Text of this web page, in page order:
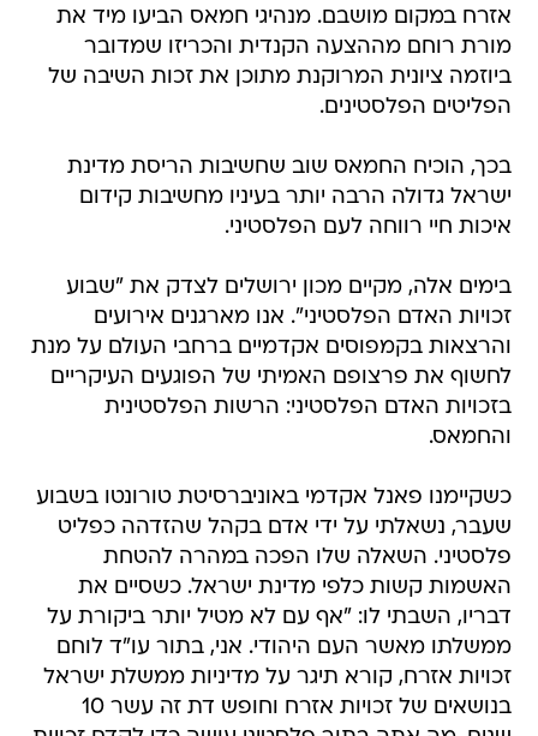
אזרח במקום מושבם. מנהיגי חמאס הביעו מיד את
מורת רוחם מההצעה הקנדית והכריזו שמדובר
ביוזמה ציונית המרוקנת מתוכן את זכות השיבה של
הפליטים הפלסטינים.
בכך, הוכיח החמאס שוב שחשיבות הריסת מדינת
ישראל גדולה הרבה יותר בעיניו מחשיבות קידום
איכות חיי רווחה לעם הפלסטיני.
בימים אלה, מקיים מכון ירושלים לצדק את "שבוע
זכויות האדם הפלסטיני". אנו מארגנים אירועים
והרצאות בקמפוסים אקדמיים ברחבי העולם על מנת
לחשוף את פרצופם האמיתי של הפוגעים העיקריים
בזכויות האדם הפלסטיני: הרשות הפלסטינית
והחמאס.
כשקיימנו פאנל אקדמי באוניברסיטת טורונטו בשבוע
שעבר, נשאלתי על ידי אדם בקהל שהזדהה כפליט
פלסטיני. השאלה שלו הפכה במהרה להטחת
האשמות קשות כלפי מדינת ישראל. כשסיים את
דבריו, השבתי לו: "אף עם לא מטיל יותר ביקורת על
ממשלתו מאשר העם היהודי. אני, בתור עו"ד לוחם
זכויות אזרח, קורא תיגר על מדיניות ממשלת ישראל
בנושאים של זכויות אזרח וחופש דת זה עשר 10